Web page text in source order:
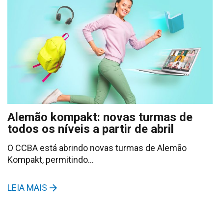
Alemão kompakt: novas turmas de
todos os níveis a partir de abril
O CCBA está abrindo novas turmas de Alemão
Kompakt, permitindo…
LEIA MAIS